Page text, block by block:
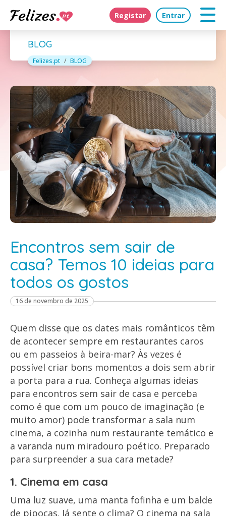
Registar Entrar
BLOG
Felizes.pt BLOG
Encontros sem sair de
casa? Temos 10 ideias para
todos os gostos
16 de novembro de 2025
Quem disse que os dates mais românticos têm
de acontecer sempre em restaurantes caros
ou em passeios à beira-mar? Às vezes é
possível criar bons momentos a dois sem abrir
a porta para a rua. Conheça algumas ideias
para encontros sem sair de casa e perceba
como é que com um pouco de imaginação (e
muito amor) pode transformar a sala num
cinema, a cozinha num restaurante temático e
a varanda num miradouro poético. Preparado
para surpreender a sua cara metade?
1. Cinema em casa
Uma luz suave, uma manta fofinha e um balde
de pipocas. Já sente o clima? O cinema na sala